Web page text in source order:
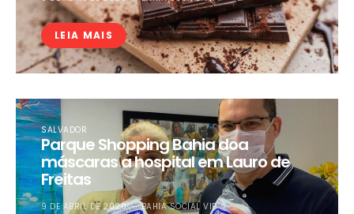
LEIA MAIS
SALVADOR
Parque Shopping Bahia doa
máscaras a hospital em Lauro de
Freitas
9 DE ABRIL DE 2020 BAHIA SOCIAL VIP